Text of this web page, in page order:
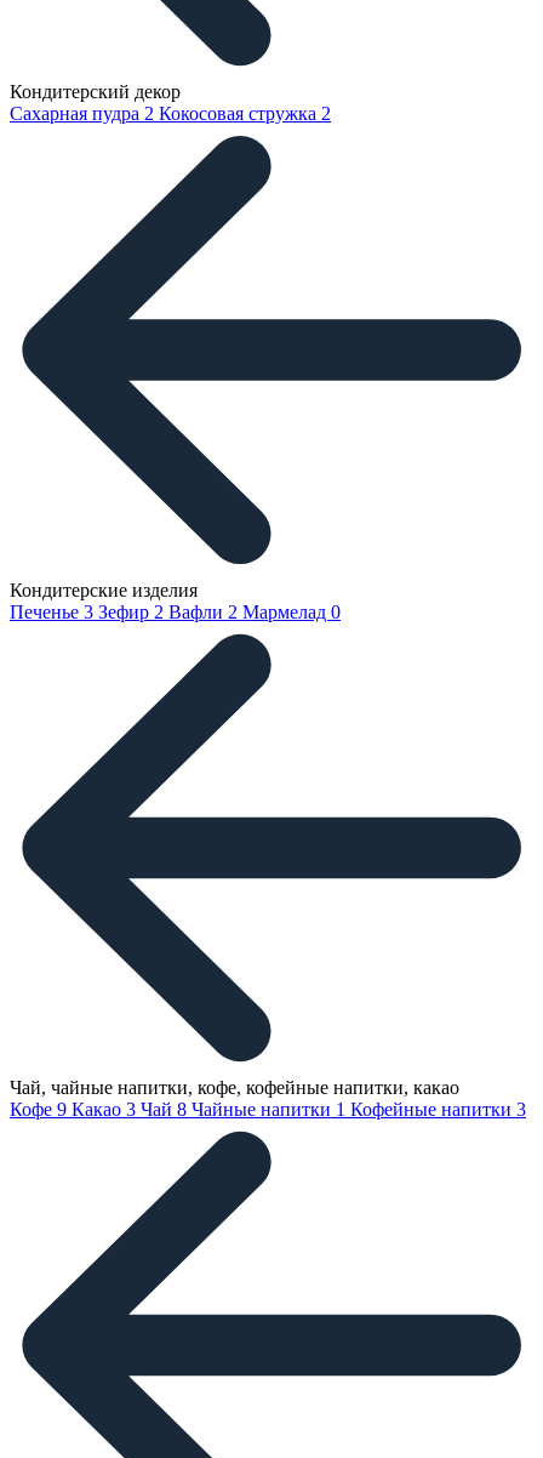
Кондитерский декор
Сахарная пудра 2 Кокосовая стружка 2
Кондитерские изделия
Печенье 3 Зефир 2 Вафли 2 Мармелад 0
Чай, чайные напитки, кофе, кофейные напитки, какао
Кофе 9 Какао 3 Чай 8 Чайные напитки 1 Кофейные напитки 3